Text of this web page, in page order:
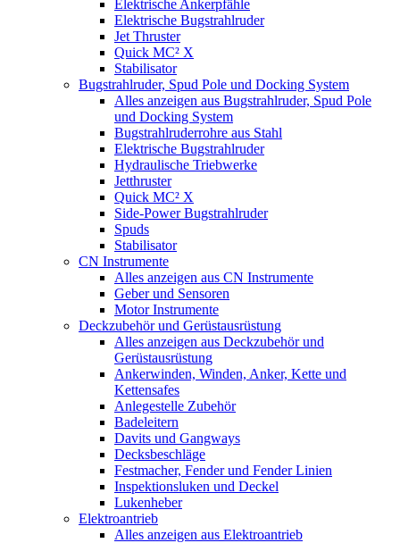
Elektrische Ankerpfähle
Elektrische Bugstrahlruder
Jet Thruster
Quick MC² X
Stabilisator
Bugstrahlruder, Spud Pole und Docking System
Alles anzeigen aus Bugstrahlruder, Spud Pole
und Docking System
Bugstrahlruderrohre aus Stahl
Elektrische Bugstrahlruder
Hydraulische Triebwerke
Jetthruster
Quick MC² X
Side-Power Bugstrahlruder
Spuds
Stabilisator
CN Instrumente
Alles anzeigen aus CN Instrumente
Geber und Sensoren
Motor Instrumente
Deckzubehör und Gerüstausrüstung
Alles anzeigen aus Deckzubehör und
Gerüstausrüstung
Ankerwinden, Winden, Anker, Kette und
Kettensafes
Anlegestelle Zubehör
Badeleitern
Davits und Gangways
Decksbeschläge
Festmacher, Fender und Fender Linien
Inspektionsluken und Deckel
Lukenheber
Elektroantrieb
Alles anzeigen aus Elektroantrieb